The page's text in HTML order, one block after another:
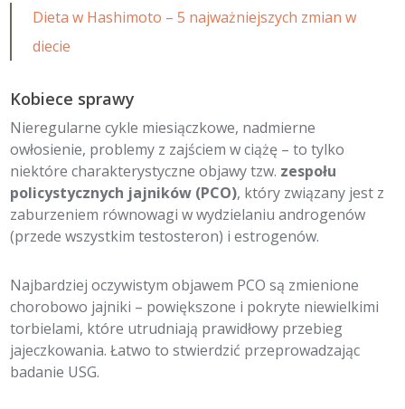
Dieta w Hashimoto – 5 najważniejszych zmian w
diecie
Kobiece sprawy
Nieregularne cykle miesiączkowe, nadmierne
owłosienie, problemy z zajściem w ciążę – to tylko
niektóre charakterystyczne objawy tzw. zespołu
policystycznych jajników (PCO), który związany jest z
zaburzeniem równowagi w wydzielaniu androgenów
(przede wszystkim testosteron) i estrogenów.
Najbardziej oczywistym objawem PCO są zmienione
chorobowo jajniki – powiększone i pokryte niewielkimi
torbielami, które utrudniają prawidłowy przebieg
jajeczkowania. Łatwo to stwierdzić przeprowadzając
badanie USG.